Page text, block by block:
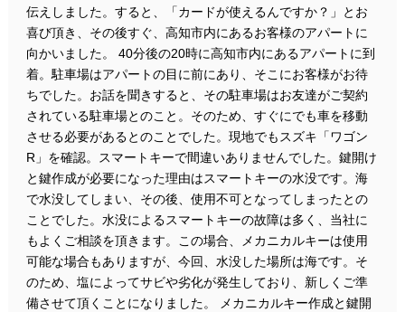
伝えしました。すると、「カードが使えるんですか？」とお
喜び頂き、その後すぐ、高知市内にあるお客様のアパートに
向かいました。 40分後の20時に高知市内にあるアパートに到
着。駐車場はアパートの目に前にあり、そこにお客様がお待
ちでした。お話を聞きすると、その駐車場はお友達がご契約
されている駐車場とのこと。そのため、すぐにでも車を移動
させる必要があるとのことでした。現地でもスズキ「ワゴン
R」を確認。スマートキーで間違いありませんでした。鍵開け
と鍵作成が必要になった理由はスマートキーの水没です。海
で水没してしまい、その後、使用不可となってしまったとの
ことでした。水没によるスマートキーの故障は多く、当社に
もよくご相談を頂きます。この場合、メカニカルキーは使用
可能な場合もありますが、今回、水没した場所は海です。そ
のため、塩によってサビや劣化が発生しており、新しくご準
備させて頂くことになりました。 メカニカルキー作成と鍵開